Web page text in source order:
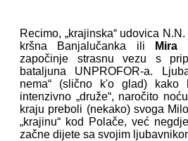
Recimo, „krajinska“ udovica
kršna Banjalučanka ili
Mira
započinje strasnu vezu s
bataljuna UNPROFOR-a.
nema“ (slično k'o glad)
intenzivno „druže“, naročito
kraju preboli (nekako) svoga
„krajinu“ kod Polače, već
začne dijete sa svojim